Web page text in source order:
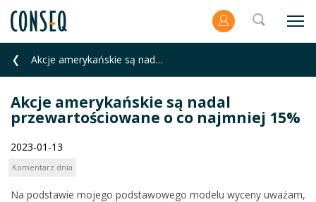
Akcje amerykańskie są nadal przewartościowane o co najmniej 15%
Akcje amerykańskie są nadal
przewartościowane o co najmniej 15%
2023-01-13
Komentarz dnia
Na podstawie mojego podstawowego modelu wyceny uważam,